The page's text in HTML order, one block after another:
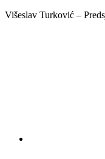
Višeslav Turković –